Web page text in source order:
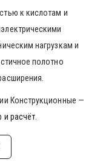
к кислотам и
нагрузкам и
полотно
Конструкционные —
и расчёт